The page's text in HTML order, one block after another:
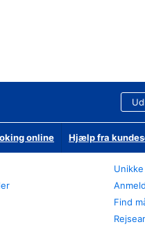
online Hjælp fra
Find